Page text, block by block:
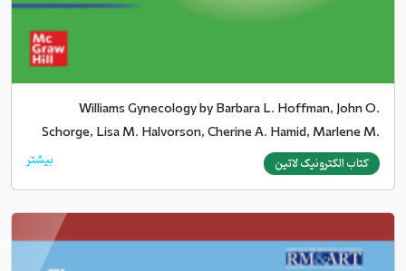
Williams Gynecology by Barbara L. Hoffman, John O.
Schorge, Lisa M. Halvorson, Cherine A. Hamid, Marlene M.
Corton, Joseph I. Schaffer (z-lib.org)
کتاب الکترونیک لاتین بیشتر